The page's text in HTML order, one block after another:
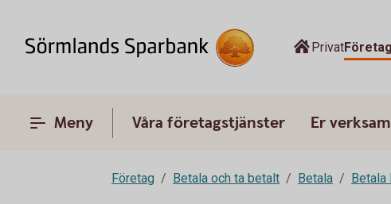
PrivatFöretag
Meny Våra företagstjänster Er
Företag Betala och ta betalt Betala Betala